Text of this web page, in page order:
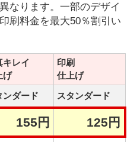
なります。一部のデザイ
刷料金を最大50％割引い
キレイ
げ
印刷
仕上げ
ンダード スタンダード
155円 125円